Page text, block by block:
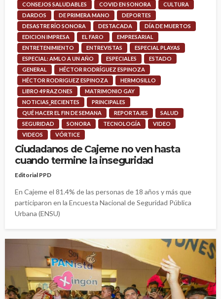
CONSEJOS SALUDABLES
COVID EN SONORA
CULTURA
DARDOS
DE PRIMERA MANO
DEPORTES
DESASTRE RÍO SONORA
DESTACADA
DÍA DE MUERTOS
EDICION IMPRESA
EL FARO
EMPRESARIAL
ENTRETENIMIENTO
ENTREVISTAS
ESPECIAL PLAYAS
ESPECIAL: AMLO A UN AÑO
ESPECIALES
ESTADO
GENERAL
HÉCTOR RODRÍGUEZ ESPINOZA
HÉCTOR RODRIGUEZ ESPINOZA
HERMOSILLO
LIBRO 49 RAZONES
MATRIMONIO GAY
NOTICIAS_RECIENTES
PRINCIPALES
QUÉ HACER EL FIN DE SEMANA
REPORTAJES
SALUD
SEGURIDAD
SONORA TECNOLOGÍA
VIDEO
VIDEOS
VÓRTICE
Ciudadanos de Cajeme no ven hasta
cuando termine la inseguridad
Editorial PPD
En Cajeme el 81.4% de las personas de 18 años y más que
participaron en la Encuesta Nacional de Seguridad Pública
Urbana (ENSU)